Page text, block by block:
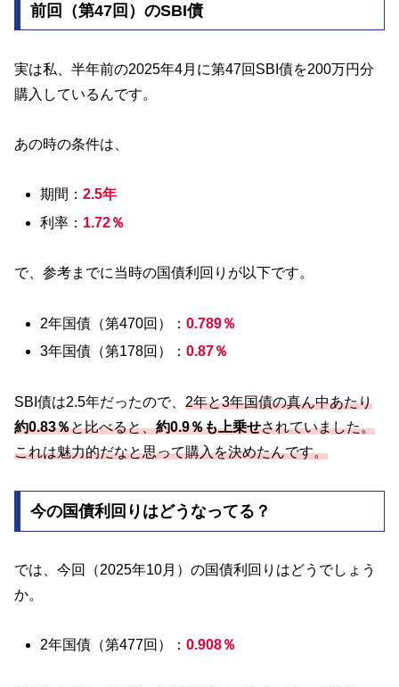
前回（第47回）のSBI債
実は私、半年前の2025年4月に第47回SBI債を200万円分
購入しているんです。
あの時の条件は、
期間：2.5年
利率： 1.72％
で、参考までに当時の国債利回りが以下です。
2年国債（第470回）：0.789％
3年国債（第178回）：0.87％
SBI債は2.5年だったので、 2年と3年国債の真ん中あたり
約0.83％と比べると、約0.9％も上乗せされていました。
これは魅力的だなと思って購入を決めたんです。
今の国債利回りはどうなってる？
では、今回（2025年10月）の国債利回りはどうでしょう
か。
2年国債（第477回）：0.908％